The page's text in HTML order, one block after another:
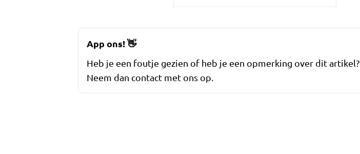
App ons!👋
Heb je een foutje gezien of heb je een opmerking over dit artikel?
Neem dan contact met ons op.